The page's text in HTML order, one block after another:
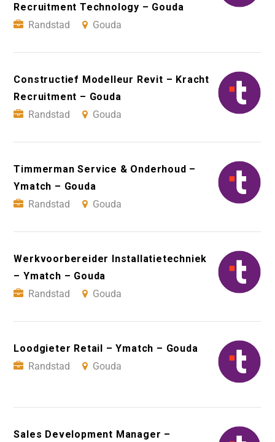
Recruitment Technology – Gouda
Randstad
Gouda
Constructief Modelleur Revit – Kracht
Recruitment – Gouda
Randstad
Gouda
Timmerman Service & Onderhoud –
Ymatch – Gouda
Randstad
Gouda
Werkvoorbereider Installatietechniek
– Ymatch – Gouda
Randstad
Gouda
Loodgieter Retail – Ymatch – Gouda
Randstad
Gouda
Sales Development Manager –